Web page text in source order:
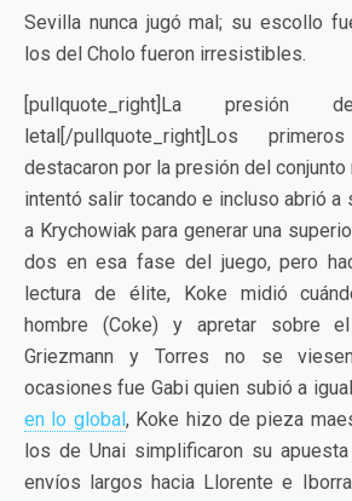
Sevilla nunca jugó mal; su escollo
los del Cholo fueron irresistibles.
[pullquote_right]La
letal[/pullquote_right]Los
destacaron por la presión del conjunto
intentó salir tocando e incluso abrió a
a Krychowiak para generar una
dos en esa fase del juego, pero
lectura de élite, Koke midió
hombre (Coke) y apretar sobre
Griezmann y Torres no se
ocasiones fue Gabi quien subió a
en lo global, Koke hizo de pieza
los de Unai simplificaron su
envíos largos hacia Llorente e